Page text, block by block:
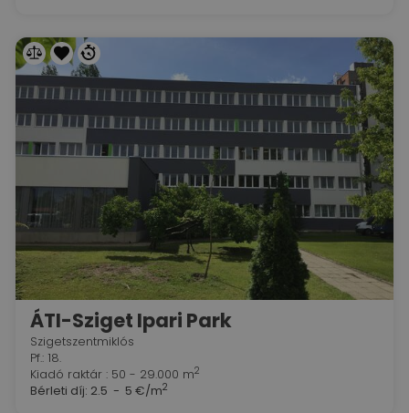
ÁTI-Sziget Ipari Park
Szigetszentmiklós
Pf.: 18.
Kiadó raktár : 50 - 29.000 m2
Bérleti díj: 2.5 - 5 €/m2